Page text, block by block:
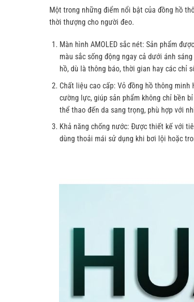
Một trong những điểm nổi bật của đồng hồ
thời thượng cho người đeo.
Màn hình AMOLED sắc nét: Sản phẩm
màu sắc sống động ngay cả dưới ánh
hồ, dù là thông báo, thời gian hay các chỉ
Chất liệu cao cấp: Vỏ đồng hồ thông
cường lực, giúp sản phẩm không chỉ bền
thể thao đến da sang trọng, phù hợp với
Khả năng chống nước: Được thiết kế với
dùng thoải mái sử dụng khi bơi lội hoặc